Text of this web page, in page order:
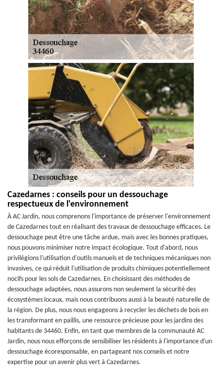
Cazedarnes : conseils pour un dessouchage
respectueux de l'environnement
À AC Jardin, nous comprenons l'importance de préserver l'environnement
de Cazedarnes tout en réalisant des travaux de dessouchage efficaces. Le
dessouchage peut être une tâche ardue, mais avec les bonnes pratiques,
nous pouvons minimiser notre impact écologique. Tout d'abord, nous
privilégions l'utilisation d'outils manuels et de techniques mécaniques non
invasives, ce qui réduit l'utilisation de produits chimiques potentiellement
nocifs pour les sols de Cazedarnes. En choisissant des méthodes de
dessouchage adaptées, nous assurons non seulement la sécurité des
écosystèmes locaux, mais nous contribuons aussi à la beauté naturelle de
la région. De plus, nous nous engageons à recycler les déchets de bois en
les transformant en paillis, une ressource précieuse pour les jardins des
habitants de 34460. Enfin, en tant que membres de la communauté AC
Jardin, nous nous efforçons de sensibiliser les résidents à l'importance d'un
dessouchage écoresponsable, en partageant nos conseils et notre
expertise pour un avenir plus vert à Cazedarnes.